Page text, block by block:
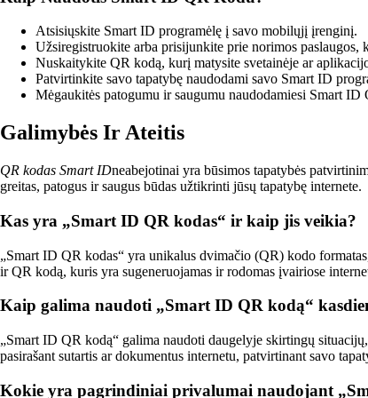
Atsisiųskite Smart ID programėlę į savo mobilųjį įrenginį.
Užsiregistruokite arba prisijunkite prie norimos paslaugos,
Nuskaitykite QR kodą, kurį matysite svetainėje ar
Patvirtinkite savo tapatybę naudodami savo Smart ID
Mėgaukitės patogumu ir saugumu naudodamiesi Smart ID
Galimybės Ir Ateitis
QR kodas Smart IDneabejotinai yra būsimos tapatybės
greitas, patogus ir saugus būdas užtikrinti jūsų tapatybę internete.
Kas yra „Smart ID QR kodas“ ir kaip jis veikia?
„Smart ID QR kodas“ yra unikalus dvimačio (QR) kodo
ir QR kodą, kuris yra sugeneruojamas ir rodomas įvairiose
Kaip galima naudoti „Smart ID QR kodą“
„Smart ID QR kodą“ galima naudoti daugelyje skirtingų
pasirašant sutartis ar dokumentus internetu, patvirtinant savo
Kokie yra pagrindiniai privalumai naudojant